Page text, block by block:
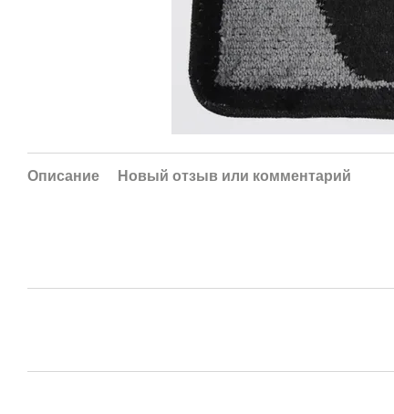
Описание Новый отзыв или комментарий